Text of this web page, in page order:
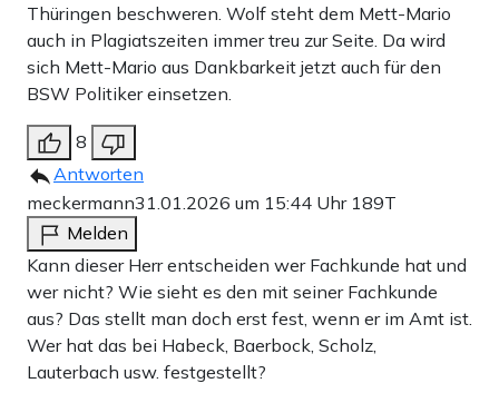
Thüringen beschweren. Wolf steht dem Mett-Mario
auch in Plagiatszeiten immer treu zur Seite. Da wird
sich Mett-Mario aus Dankbarkeit jetzt auch für den
BSW Politiker einsetzen.
8
Antworten
meckermann31.01.2026 um 15:44 Uhr 189T
Melden
Kann dieser Herr entscheiden wer Fachkunde hat und
wer nicht? Wie sieht es den mit seiner Fachkunde
aus? Das stellt man doch erst fest, wenn er im Amt ist.
Wer hat das bei Habeck, Baerbock, Scholz,
Lauterbach usw. festgestellt?